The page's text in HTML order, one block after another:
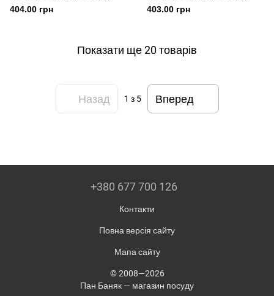
275мл Скло
404.00 грн
315мл Скло
403.00 грн
Показати ще 20 товарів
Назад 1 з 5 Вперед
+380 677 700 126
Контакти
Повна версія сайту
Мапа сайту
© 2008—2026
Пан Баняк — магазин посуду